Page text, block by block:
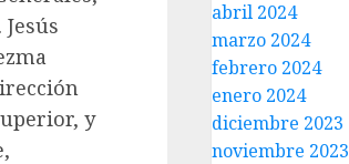
y
abril 2024
marzo 2024
febrero 2024
enero 2024
diciembre 2023
noviembre 2023